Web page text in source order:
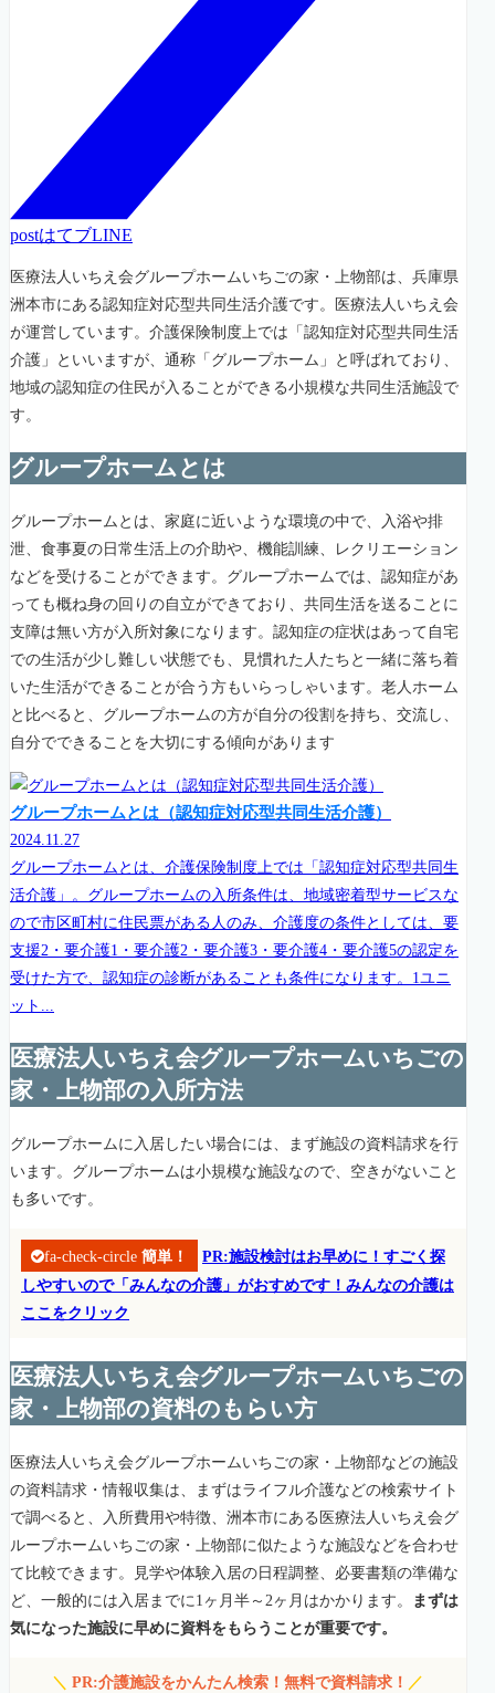
postはてブLINE
医療法人いちえ会グループホームいちごの家・上物部は、兵庫県
洲本市にある認知症対応型共同生活介護です。医療法人いちえ会
が運営しています。介護保険制度上では「認知症対応型共同生活
介護」といいますが、通称「グループホーム」と呼ばれており、
地域の認知症の住民が入ることができる小規模な共同生活施設で
す。
グループホームとは
グループホームとは、家庭に近いような環境の中で、入浴や排
泄、食事夏の日常生活上の介助や、機能訓練、レクリエーション
などを受けることができます。グループホームでは、認知症があ
っても概ね身の回りの自立ができており、共同生活を送ることに
支障は無い方が入所対象になります。認知症の症状はあって自宅
での生活が少し難しい状態でも、見慣れた人たちと一緒に落ち着
いた生活ができることが合う方もいらっしゃいます。老人ホーム
と比べると、グループホームの方が自分の役割を持ち、交流し、
自分でできることを大切にする傾向があります
グループホームとは（認知症対応型共同生活介護）
2024.11.27
グループホームとは、介護保険制度上では「認知症対応型共同生
活介護」。グループホームの入所条件は、地域密着型サービスな
ので市区町村に住民票がある人のみ、介護度の条件としては、要
支援2・要介護1・要介護2・要介護3・要介護4・要介護5の認定を
受けた方で、認知症の診断があることも条件になります。1ユニ
ット...
医療法人いちえ会グループホームいちごの
家・上物部の入所方法
グループホームに入居したい場合には、まず施設の資料請求を行
います。グループホームは小規模な施設なので、空きがないこと
も多いです。
fa-check-circle 簡単！
PR:施設検討はお早めに！すごく探
しやすいので「みんなの介護」がおすめです！みんなの介護は
ここをクリック
医療法人いちえ会グループホームいちごの
家・上物部の資料のもらい方
医療法人いちえ会グループホームいちごの家・上物部などの施設
の資料請求・情報収集は、まずはライフル介護などの検索サイト
で調べると、入所費用や特徴、洲本市にある医療法人いちえ会グ
ループホームいちごの家・上物部に似たような施設などを合わせ
て比較できます。見学や体験入居の日程調整、必要書類の準備な
ど、一般的には入居までに1ヶ月半～2ヶ月はかかります。
まずは
気になった施設に早めに資料をもらうことが重要です。
＼PR:介護施設をかんたん検索！無料で資料請求！ ／